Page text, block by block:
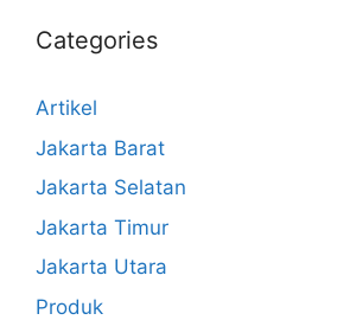
Categories
Artikel
Jakarta Barat
Jakarta Selatan
Jakarta Timur
Jakarta Utara
Produk